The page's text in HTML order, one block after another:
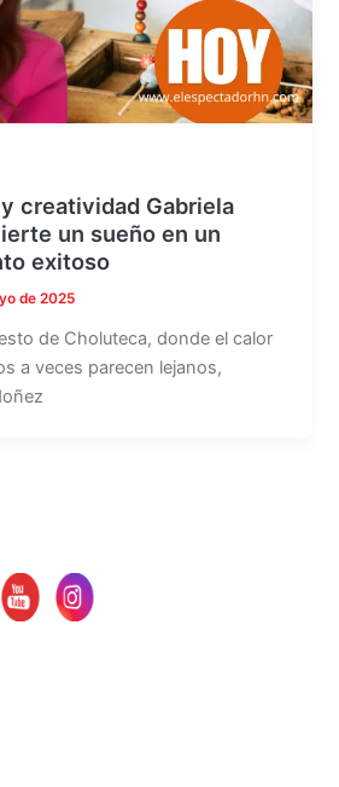
creatividad Gabriela
un sueño en un
exitoso
de 2025
de Choluteca, donde el calor
a veces parecen lejanos,